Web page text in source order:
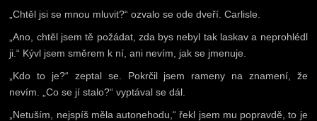
„Chtěl jsi se mnou mluvit?“ ozvalo se ode dveří. Carlisle.
„Ano, chtěl jsem tě požádat, zda bys nebyl tak laskav a neprohlédl
ji.“ Kývl jsem směrem k ní, ani nevím, jak se jmenuje.
„Kdo to je?“ zeptal se. Pokrčil jsem rameny na znamení, že
nevím. „Co se jí stalo?“ vyptával se dál.
„Netuším, nejspíš měla autonehodu,“ řekl jsem mu popravdě, to je